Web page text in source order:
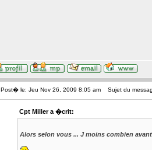
Post� le: Jeu Nov 26, 2009 8:05 am Sujet du
Cpt Miller a �crit:
Alors selon vous ... J moins combien